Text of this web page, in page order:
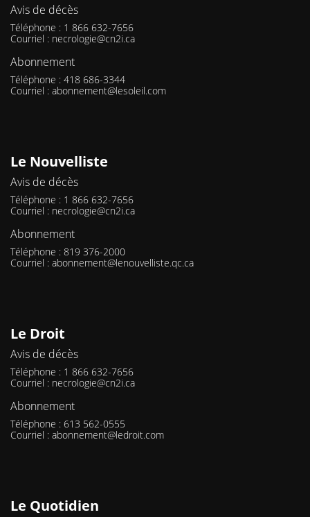
Avis de décès
Téléphone : 1 866 632-7656
Courriel : necrologie@cn2i.ca
Abonnement
Téléphone : 418 686-3344
Courriel : abonnement@lesoleil.com
Le Nouvelliste
Avis de décès
Téléphone : 1 866 632-7656
Courriel : necrologie@cn2i.ca
Abonnement
Téléphone : 819 376-2000
Courriel : abonnement@lenouvelliste.qc.ca
Le Droit
Avis de décès
Téléphone : 1 866 632-7656
Courriel : necrologie@cn2i.ca
Abonnement
Téléphone : 613 562-0555
Courriel : abonnement@ledroit.com
Le Quotidien